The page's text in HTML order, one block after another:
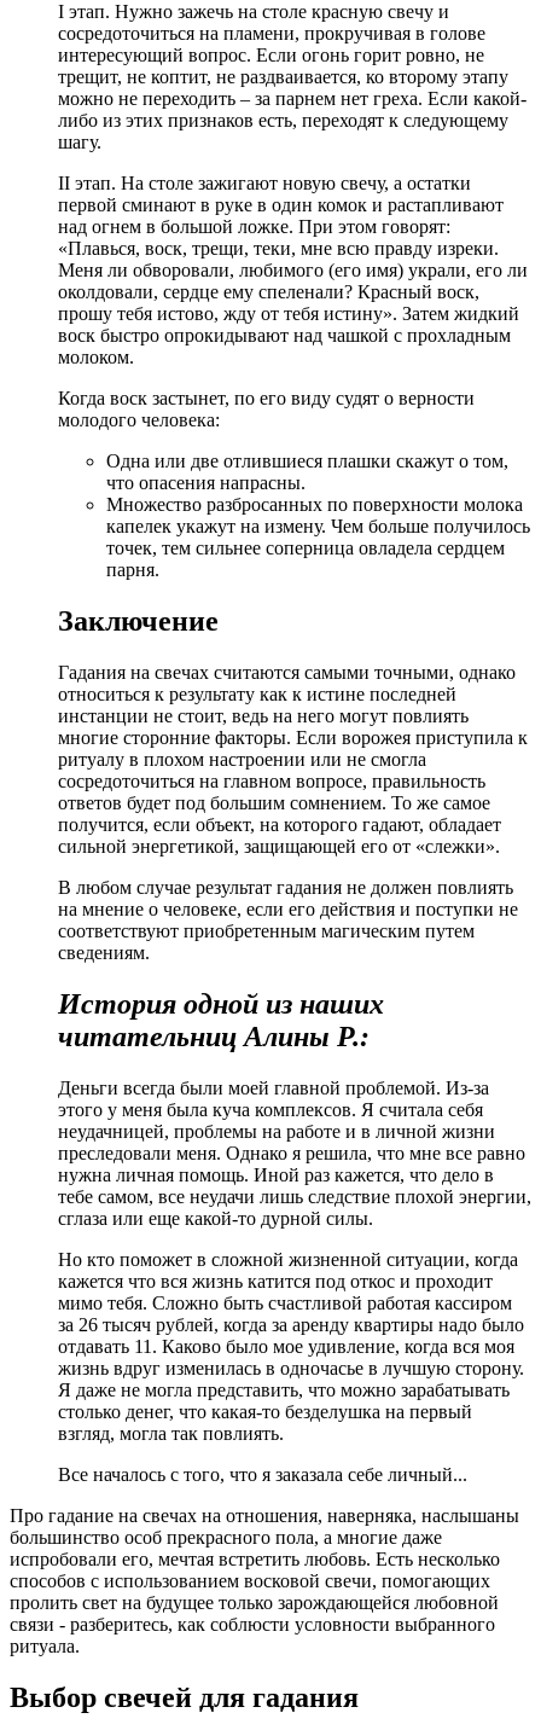
I этап. Нужно зажечь на столе красную свечу и
сосредоточиться на пламени, прокручивая в голове
интересующий вопрос. Если огонь горит ровно, не
трещит, не коптит, не раздваивается, ко второму этапу
можно не переходить – за парнем нет греха. Если какой-
либо из этих признаков есть, переходят к следующему
шагу.
II этап. На столе зажигают новую свечу, а остатки
первой сминают в руке в один комок и растапливают
над огнем в большой ложке. При этом говорят:
«Плавься, воск, трещи, теки, мне всю правду изреки.
Меня ли обворовали, любимого (его имя) украли, его ли
околдовали, сердце ему спеленали? Красный воск,
прошу тебя истово, жду от тебя истину». Затем жидкий
воск быстро опрокидывают над чашкой с прохладным
молоком.
Когда воск застынет, по его виду судят о верности
молодого человека:
Одна или две отлившиеся плашки скажут о том,
что опасения напрасны.
Множество разбросанных по поверхности молока
капелек укажут на измену. Чем больше получилось
точек, тем сильнее соперница овладела сердцем
парня.
Заключение
Гадания на свечах считаются самыми точными, однако
относиться к результату как к истине последней
инстанции не стоит, ведь на него могут повлиять
многие сторонние факторы. Если ворожея приступила к
ритуалу в плохом настроении или не смогла
сосредоточиться на главном вопросе, правильность
ответов будет под большим сомнением. То же самое
получится, если объект, на которого гадают, обладает
сильной энергетикой, защищающей его от «слежки».
В любом случае результат гадания не должен повлиять
на мнение о человеке, если его действия и поступки не
соответствуют приобретенным магическим путем
сведениям.
История одной из наших
читательниц Алины Р.:
Деньги всегда были моей главной проблемой. Из-за
этого у меня была куча комплексов. Я считала себя
неудачницей, проблемы на работе и в личной жизни
преследовали меня. Однако я решила, что мне все равно
нужна личная помощь. Иной раз кажется, что дело в
тебе самом, все неудачи лишь следствие плохой энергии,
сглаза или еще какой-то дурной силы.
Но кто поможет в сложной жизненной ситуации, когда
кажется что вся жизнь катится под откос и проходит
мимо тебя. Сложно быть счастливой работая кассиром
за 26 тысяч рублей, когда за аренду квартиры надо было
отдавать 11. Каково было мое удивление, когда вся моя
жизнь вдруг изменилась в одночасье в лучшую сторону.
Я даже не могла представить, что можно зарабатывать
столько денег, что какая-то безделушка на первый
взгляд, могла так повлиять.
Все началось с того, что я заказала себе личный...
Про гадание на свечах на отношения, наверняка, наслышаны
большинство особ прекрасного пола, а многие даже
испробовали его, мечтая встретить любовь. Есть несколько
способов с использованием восковой свечи, помогающих
пролить свет на будущее только зарождающейся любовной
связи - разберитесь, как соблюсти условности выбранного
ритуала.
Выбор свечей для гадания